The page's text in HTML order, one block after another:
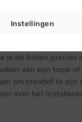
Instellingen
buiten?
buiten is
je de bol kunt
je de bollen
aan een touw
om creatief te
over het